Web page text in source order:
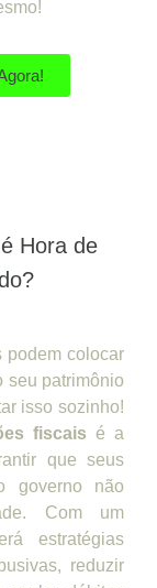
Hora de
podem colocar
seu patrimônio
isso sozinho!
fiscais é a
que seus
governo não
Com um
estratégias
reduzir